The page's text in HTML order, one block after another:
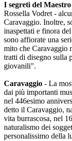
I segreti del Maestro
Rossella Vodret -
Caravaggio. Inoltre,
inaspettati e finora
sono affiorate una
mito che Caravaggio
tratti di disegno sulla
giovanili".
Caravaggio - La
dai più importanti
nel 446esimo
detto il Caravaggio,
vita burrascosa, nel
naturalismo dei
personalissimo della